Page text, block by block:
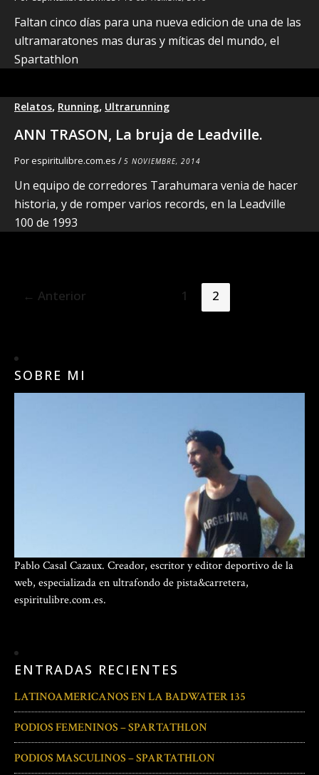
Faltan cinco días para una nueva edicion de una de las
ultramaratones mas duras y míticas del mundo, el
Spartathlon
Relatos, Running, Ultrarunning
ANN TRASON, La bruja de Leadville.
Porespiritulibre.com.es / 5 NOVIEMBRE, 2014
Un equipo de corredores Tarahumara venia de hacer
historia, y de romper varios records, en la Leadville
100 de 1993
← Anterior 1 2
SOBRE MI
Pablo Casal Cazaux. Creador, escritor y editor deportivo de la
web, especializada en ultrafondo de pista&carretera,
espiritulibre.com.es.
ENTRADAS RECIENTES
LATINOAMERICANOS EN LA BADWATER 135
PODIOS FEMENINOS – SPARTATHLON
PODIOS MASCULINOS – SPARTATHLON